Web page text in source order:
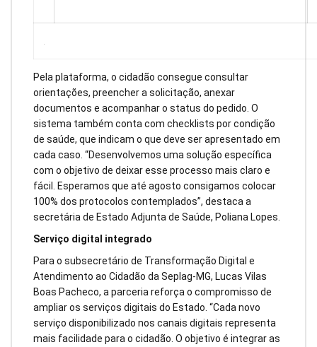
Pela plataforma, o cidadão consegue consultar
orientações, preencher a solicitação, anexar
documentos e acompanhar o status do pedido. O
sistema também conta com checklists por condição
de saúde, que indicam o que deve ser apresentado em
cada caso. “Desenvolvemos uma solução específica
com o objetivo de deixar esse processo mais claro e
fácil. Esperamos que até agosto consigamos colocar
100% dos protocolos contemplados”, destaca a
secretária de Estado Adjunta de Saúde, Poliana Lopes.
Serviço digital integrado
Para o subsecretário de Transformação Digital e
Atendimento ao Cidadão da Seplag-MG, Lucas Vilas
Boas Pacheco, a parceria reforça o compromisso de
ampliar os serviços digitais do Estado. “Cada novo
serviço disponibilizado nos canais digitais representa
mais facilidade para o cidadão. O objetivo é integrar as